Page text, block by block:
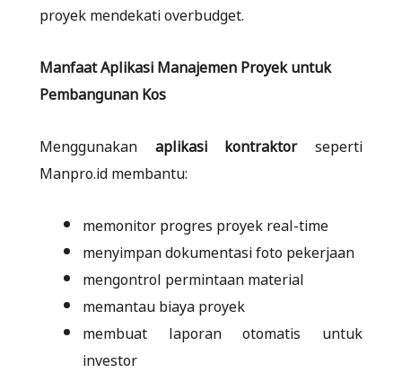
proyek mendekati overbudget.
Manfaat Aplikasi Manajemen Proyek untuk
Pembangunan Kos
Menggunakan aplikasi kontraktorseperti
Manpro.id membantu:
memonitor progres proyek real-time
menyimpan dokumentasi foto pekerjaan
mengontrol permintaan material
memantau biaya proyek
membuat laporan otomatis untuk
investor